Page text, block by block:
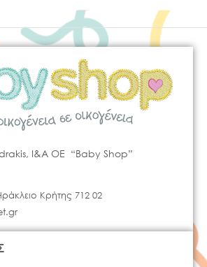
I&A OE “Baby Shop”
Κρήτης 712 02